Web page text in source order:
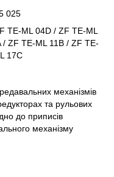
025
TE-ML 04D / ZF TE-ML
ZF TE-ML 11B / ZF TE-
17C
механізмів
та рульових
до приписів
механізму